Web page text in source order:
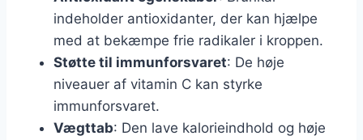
indeholder antioxidanter, der kan hjælpe
med at bekæmpe frie radikaler i kroppen.
Støtte til immunforsvaret: De høje
niveauer af vitamin C kan styrke
immunforsvaret.
Vægttab: Den lave kalorieindhold og høje